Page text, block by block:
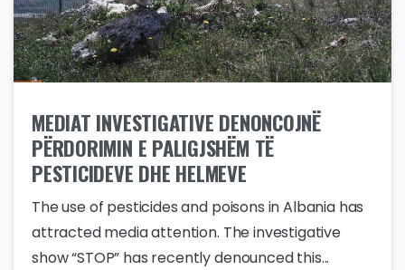
MEDIAT INVESTIGATIVE DENONCOJNË
PËRDORIMIN E PALIGJSHËM TË
PESTICIDEVE DHE HELMEVE
The use of pesticides and poisons in Albania has
attracted media attention. The investigative
show “STOP” has recently denounced this...